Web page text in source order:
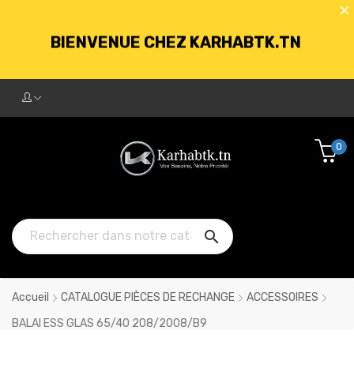
BIENVENUE CHEZ KARHABTK.TN
250DT D'ACHATS

0
Accueil CATALOGUE PIÈCES DE RECHANGE
ACCESSOIRES
BALAI ESS GLAS 65/40 208/2008/B9